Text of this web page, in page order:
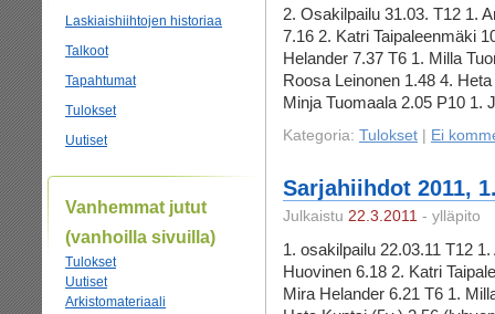
Laskiaishiihtojen historiaa
Talkoot
Tapahtumat
Tulokset
Uutiset
Vanhemmat jutut
(vanhoilla sivuilla)
Tulokset
Uutiset
Arkistomateriaali
2. Osakilpailu 31.03. T12 1.
7.16 2. Katri Taipaleenmäki
Helander 7.37 T6 1. Milla
Roosa Leinonen 1.48 4.
Minja Tuomaala 2.05 P10 1.
Kategoria: Tulokset Ei
Sarjahiihdot 2011,
Julkaistu 22.3.2011 - ylläpito
1. osakilpailu 22.03.11 T12
Huovinen 6.18 2. Katri
Mira Helander 6.21 T6 1.